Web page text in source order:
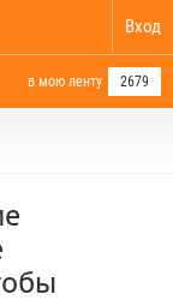
Вход
в мою ленту 2679